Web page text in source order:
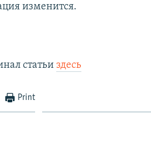
изменится.
статьиздесь
Print